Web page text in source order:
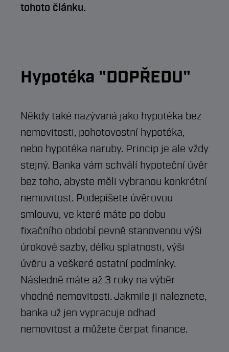
tohoto článku.
Hypotéka "DOPŘEDU"
Někdy také nazývaná jako hypotéka bez
nemovitosti, pohotovostní hypotéka,
nebo hypotéka naruby. Princip je ale vždy
stejný. Banka vám schválí hypoteční úvěr
bez toho, abyste měli vybranou konkrétní
nemovitost. Podepíšete úvěrovou
smlouvu, ve které máte po dobu
fixačního období pevně stanovenou výši
úrokové sazby, délku splatnosti, výši
úvěru a veškeré ostatní podmínky.
Následně máte až 3 roky na výběr
vhodné nemovitosti. Jakmile ji naleznete,
banka už jen vypracuje odhad
nemovitost a můžete čerpat finance.